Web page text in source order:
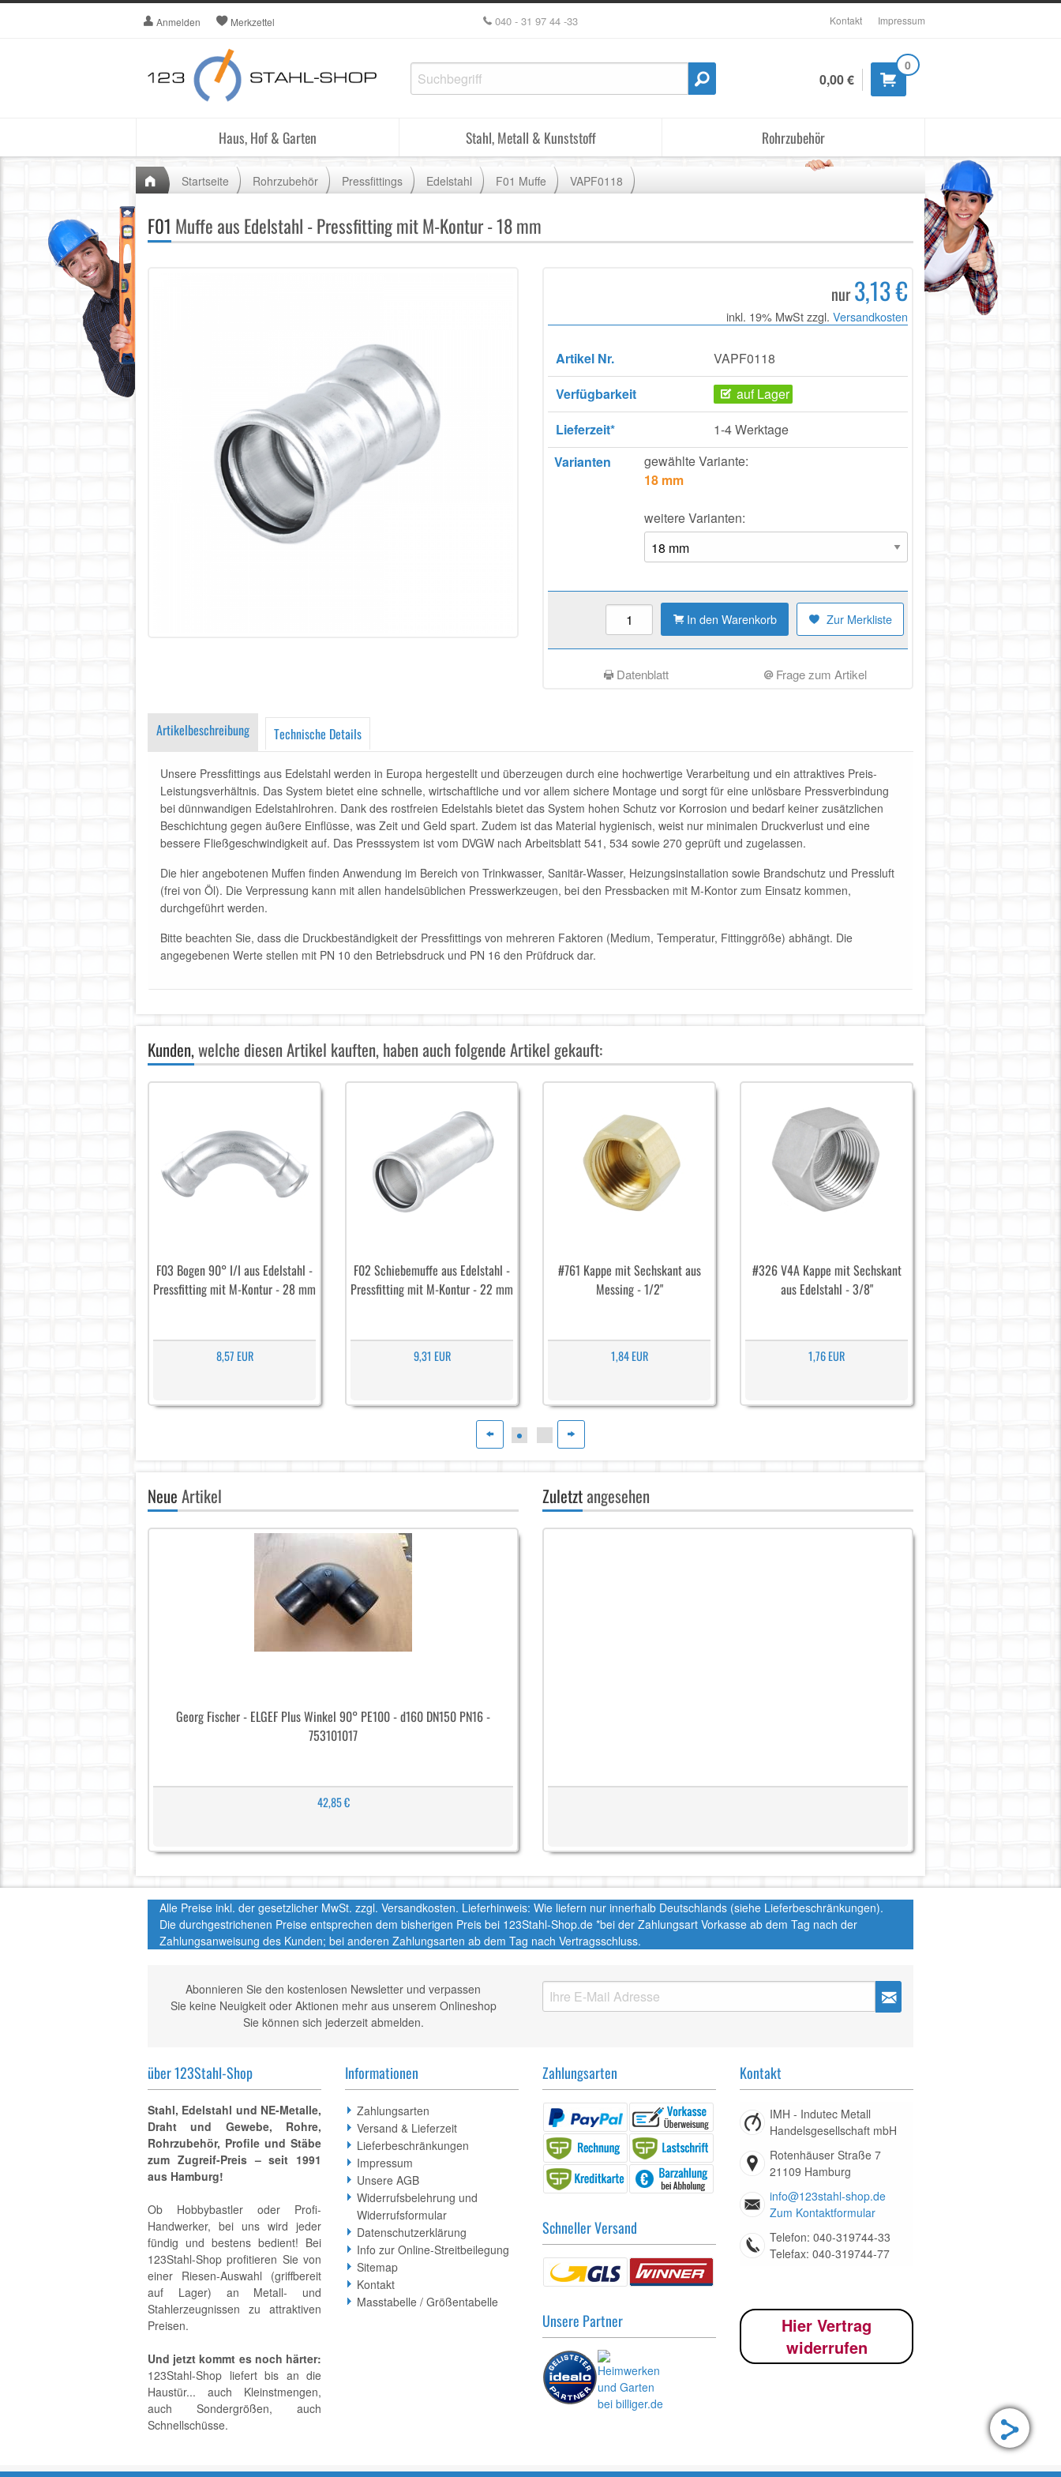
Anmelden Merkzettel 040 - 31 97 44 -33 Kontakt Impressum
0
0,00 €
Haus, Hof & Garten Stahl, Metall & Kunststoff Rohrzubehör
Startseite Rohrzubehör Pressfittings Edelstahl F01 Muffe VAPF0118
F01 Muffe aus Edelstahl - Pressfitting mit M-Kontur - 18 mm
nur3,13 €
inkl. 19% MwSt zzgl. Versandkosten
Artikel Nr.
VAPF0118
Verfügbarkeit
auf Lager
Lieferzeit*
1-4 Werktage
Varianten
gewählte Variante:
18 mm
weitere Varianten:
Zur Merkliste
In den Warenkorb
Datenblatt Frage zum Artikel
Artikelbeschreibung Technische Details
Unsere Pressfittings aus Edelstahl werden in Europa hergestellt und überzeugen durch eine hochwertige Verarbeitung und ein attraktives Preis-
Leistungsverhältnis. Das System bietet eine schnelle, wirtschaftliche und vor allem sichere Montage und sorgt für eine unlösbare Pressverbindung
bei dünnwandigen Edelstahlrohren. Dank des rostfreien Edelstahls bietet das System hohen Schutz vor Korrosion und bedarf keiner zusätzlichen
Beschichtung gegen äußere Einflüsse, was Zeit und Geld spart. Zudem ist das Material hygienisch, weist nur minimalen Druckverlust und eine
bessere Fließgeschwindigkeit auf. Das Presssystem ist vom DVGW nach Arbeitsblatt 541, 534 sowie 270 geprüft und zugelassen.
Die hier angebotenen Muffen finden Anwendung im Bereich von Trinkwasser, Sanitär-Wasser, Heizungsinstallation sowie Brandschutz und Pressluft
(frei von Öl). Die Verpressung kann mit allen handelsüblichen Presswerkzeugen, bei den Pressbacken mit M-Kontor zum Einsatz kommen,
durchgeführt werden.
Bitte beachten Sie, dass die Druckbeständigkeit der Pressfittings von mehreren Faktoren (Medium, Temperatur, Fittinggröße) abhängt. Die
angegebenen Werte stellen mit PN 10 den Betriebsdruck und PN 16 den Prüfdruck dar.
Kunden,welche diesen Artikel kauften, haben auch folgende Artikel gekauft:
F03 Bogen 90° I/I aus Edelstahl -
Pressfitting mit M-Kontur - 28 mm
8,57 EUR
F02 Schiebemuffe aus Edelstahl -
Pressfitting mit M-Kontur - 22 mm
9,31 EUR
#761 Kappe mit Sechskant aus
Messing - 1/2"
1,84 EUR
#326 V4A Kappe mit Sechskant
aus Edelstahl - 3/8"
1,76 EUR
NeueArtikel
Georg Fischer - ELGEF Plus Winkel 90° PE100 - d160 DN150 PN16 -
753101017
42,85 €
Zuletztangesehen
Alle Preise inkl. der gesetzlicher MwSt. zzgl. Versandkosten. Lieferhinweis: Wie liefern nur innerhalb Deutschlands (siehe Lieferbeschränkungen).
Die durchgestrichenen Preise entsprechen dem bisherigen Preis bei 123Stahl-Shop.de *bei der Zahlungsart Vorkasse ab dem Tag nach der
Zahlungsanweisung des Kunden; bei anderen Zahlungsarten ab dem Tag nach Vertragsschluss.
Abonnieren Sie den kostenlosen Newsletter und verpassen
Sie keine Neuigkeit oder Aktionen mehr aus unserem Onlineshop
Sie können sich jederzeit abmelden.
über 123Stahl-Shop
Stahl, Edelstahl und NE-Metalle,
Draht und Gewebe, Rohre,
Rohrzubehör, Profile und Stäbe
zum Zugreif-Preis – seit 1991
aus Hamburg!
Ob Hobbybastler oder Profi-
Handwerker, bei uns wird jeder
fündig und bestens bedient! Bei
123Stahl-Shop profitieren Sie von
einer Riesen-Auswahl (griffbereit
auf Lager) an Metall- und
Stahlerzeugnissen zu attraktiven
Preisen.
Und jetzt kommt es noch härter:
123Stahl-Shop liefert bis an die
Haustür... auch Kleinstmengen,
auch Sondergrößen, auch
Schnellschüsse.
Informationen
Zahlungsarten
Versand & Lieferzeit
Lieferbeschränkungen
Impressum
Unsere AGB
Widerrufsbelehrung und
Widerrufsformular
Datenschutzerklärung
Info zur Online-Streitbeilegung
Sitemap
Kontakt
Masstabelle / Größentabelle
Zahlungsarten
Schneller Versand
Unsere Partner
Kontakt
IMH - Indutec Metall
Handelsgesellschaft mbH
Rotenhäuser Straße 7
21109 Hamburg
info@123stahl-shop.de
Zum Kontaktformular
Telefon: 040-319744-33
Telefax: 040-319744-77
Hier Vertrag
widerrufen